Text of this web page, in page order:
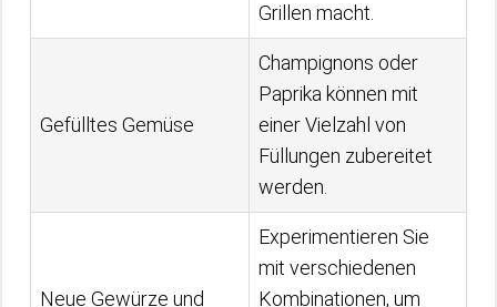
Grillen macht.
Gefülltes Gemüse
Champignons oder
Paprika können mit
einer Vielzahl von
Füllungen zubereitet
werden.
Neue Gewürze und
Experimentieren Sie
mit verschiedenen
Kombinationen, um